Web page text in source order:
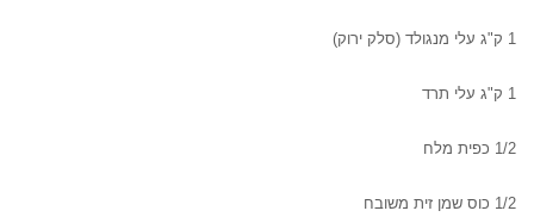
1 ק"ג עלי מנגולד (סלק ירוק)
1 ק"ג עלי תרד
1/2 כפית מלח
1/2 כוס שמן זית משובח